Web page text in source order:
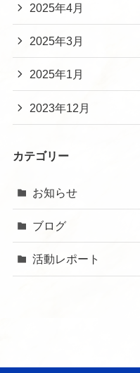
2025年4月
2025年3月
2025年1月
2023年12月
カテゴリー
お知らせ
ブログ
活動レポート